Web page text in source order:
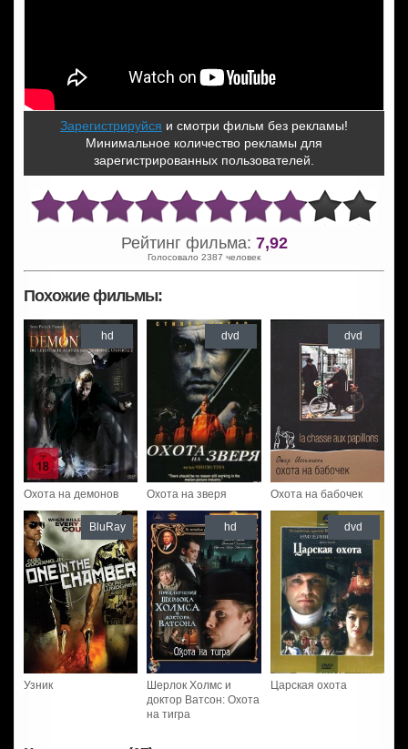
Зарегистрируйся и смотри фильм без рекламы!
Минимальное количество рекламы для
зарегистрированных пользователей.
Рейтинг фильма: 7,92
Голосовало 2387 человек
Похожие фильмы:
Охота на демонов
hd
Охота на зверя
dvd
Охота на бабочек
dvd
Узник
BluRay
Шерлок Холмс и
доктор Ватсон: Охота
на тигра
hd
Царская охота
dvd